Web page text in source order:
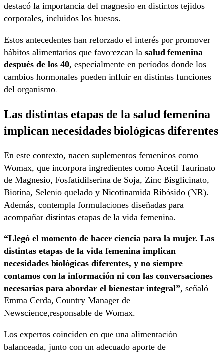
destacó la importancia del magnesio en distintos tejidos
corporales, incluidos los huesos.
Estos antecedentes han reforzado el interés por promover
hábitos alimentarios que favorezcan la salud femenina
después de los 40, especialmente en períodos donde los
cambios hormonales pueden influir en distintas funciones
del organismo.
Las distintas etapas de la salud femenina
implican necesidades biológicas diferentes
En este contexto, nacen suplementos femeninos como
Womax, que incorpora ingredientes como Acetil Taurinato
de Magnesio, Fosfatidilserina de Soja, Zinc Bisglicinato,
Biotina, Selenio quelado y Nicotinamida Ribósido (NR).
Además, contempla formulaciones diseñadas para
acompañar distintas etapas de la vida femenina.
“Llegó el momento de hacer ciencia para la mujer. Las
distintas etapas de la vida femenina implican
necesidades biológicas diferentes, y no siempre
contamos con la información ni con las conversaciones
necesarias para abordar el bienestar integral”, señaló
Emma Cerda, Country Manager de
Newscience,responsable de Womax.
Los expertos coinciden en que una alimentación
balanceada, junto con un adecuado aporte de